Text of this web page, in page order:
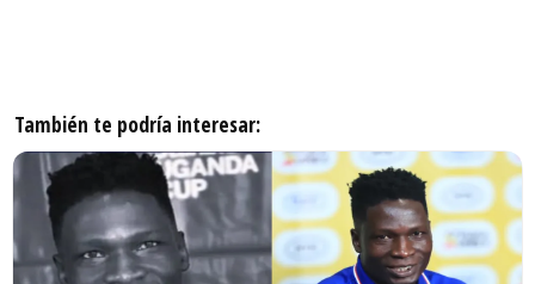
También te podría interesar: